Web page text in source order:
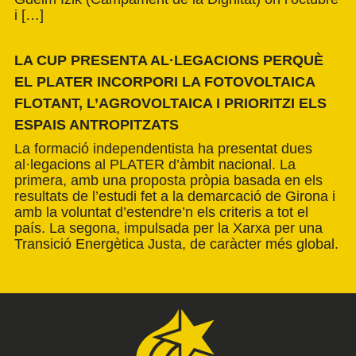
i […]
LA CUP PRESENTA AL·LEGACIONS PERQUÈ
EL PLATER INCORPORI LA FOTOVOLTAICA
FLOTANT, L’AGROVOLTAICA I PRIORITZI ELS
ESPAIS ANTROPITZATS
La formació independentista ha presentat dues
al·legacions al PLATER d’àmbit nacional. La
primera, amb una proposta pròpia basada en els
resultats de l’estudi fet a la demarcació de Girona i
amb la voluntat d’estendre’n els criteris a tot el
país. La segona, impulsada per la Xarxa per una
Transició Energètica Justa, de caràcter més global.